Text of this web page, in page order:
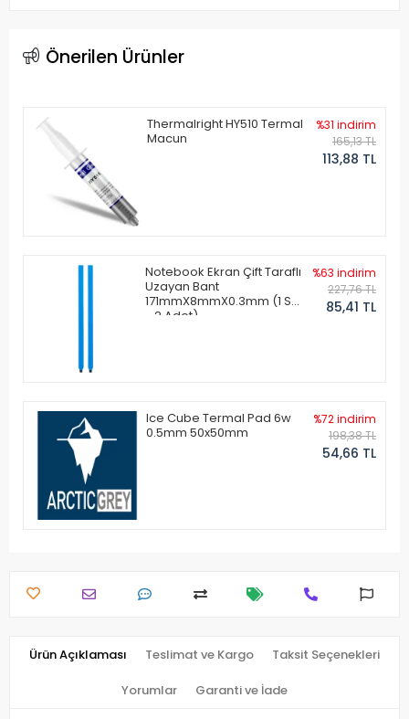
Önerilen Ürünler
Thermalright HY510 Termal
Macun
%31 indirim
165,13 TL
113,88 TL
Notebook Ekran Çift Taraflı
Uzayan Bant
171mmX8mmX0.3mm (1 Set
- 2 Adet)
%63 indirim
227,76 TL
85,41 TL
Ice Cube Termal Pad 6w
0.5mm 50x50mm
%72 indirim
198,38 TL
54,66 TL
Ürün Açıklaması Teslimat ve Kargo Taksit Seçenekleri
Yorumlar Garanti ve İade